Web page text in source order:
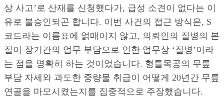
상 사고’로 산재를 신청했다가, 급성 소견이 없다는 이
유로 불승인되곤 합니다. 이번 사건의 접근 방식은, S
코드라는 이름표에 얽매이지 않고, 의뢰인의 질병의 본
질이 장기간의 업무 부담으로 인한 업무상 ‘질병’이라
는 점을 명확히 하는 것이었습니다. 형틀목공의 무릎
부담 자세와 과도한 중량물 취급이 어떻게 20년간 무릎
연골을 마모시켰는지를 집중적으로 주장했습니다.